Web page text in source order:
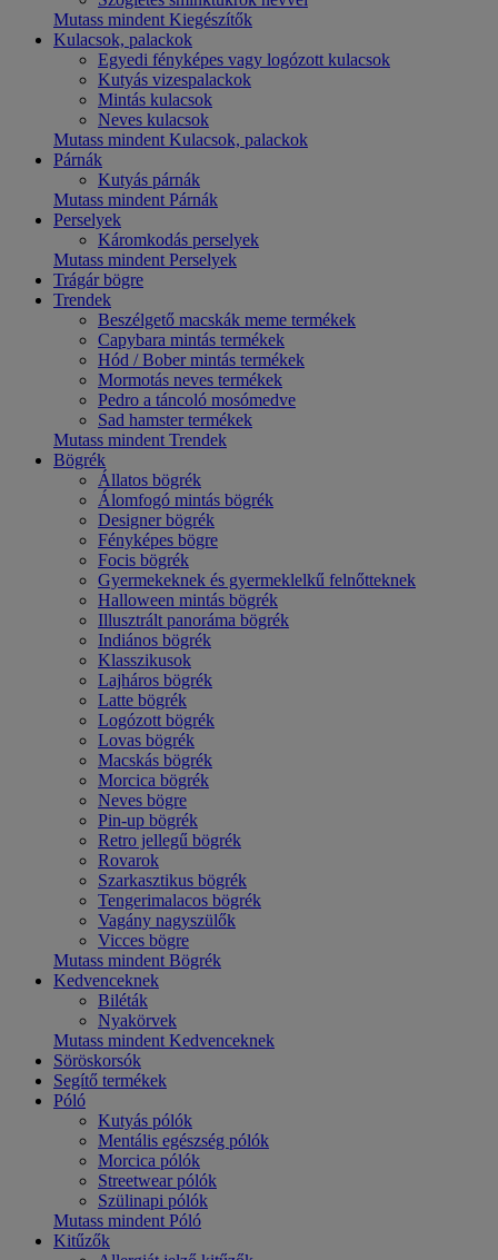
Mutass mindent Kiegészítők
Kulacsok, palackok
Egyedi fényképes vagy logózott kulacsok
Kutyás vizespalackok
Mintás kulacsok
Neves kulacsok
Mutass mindent Kulacsok, palackok
Párnák
Kutyás párnák
Mutass mindent Párnák
Perselyek
Káromkodás perselyek
Mutass mindent Perselyek
Trágár bögre
Trendek
Beszélgető macskák meme termékek
Capybara mintás termékek
Hód / Bober mintás termékek
Mormotás neves termékek
Pedro a táncoló mosómedve
Sad hamster termékek
Mutass mindent Trendek
Bögrék
Állatos bögrék
Álomfogó mintás bögrék
Designer bögrék
Fényképes bögre
Focis bögrék
Gyermekeknek és gyermeklelkű felnőtteknek
Halloween mintás bögrék
Illusztrált panoráma bögrék
Indiános bögrék
Klasszikusok
Lajháros bögrék
Latte bögrék
Logózott bögrék
Lovas bögrék
Macskás bögrék
Morcica bögrék
Neves bögre
Pin-up bögrék
Retro jellegű bögrék
Rovarok
Szarkasztikus bögrék
Tengerimalacos bögrék
Vagány nagyszülők
Vicces bögre
Mutass mindent Bögrék
Kedvenceknek
Biléták
Nyakörvek
Mutass mindent Kedvenceknek
Söröskorsók
Segítő termékek
Póló
Kutyás pólók
Mentális egészség pólók
Morcica pólók
Streetwear pólók
Szülinapi pólók
Mutass mindent Póló
Kitűzők